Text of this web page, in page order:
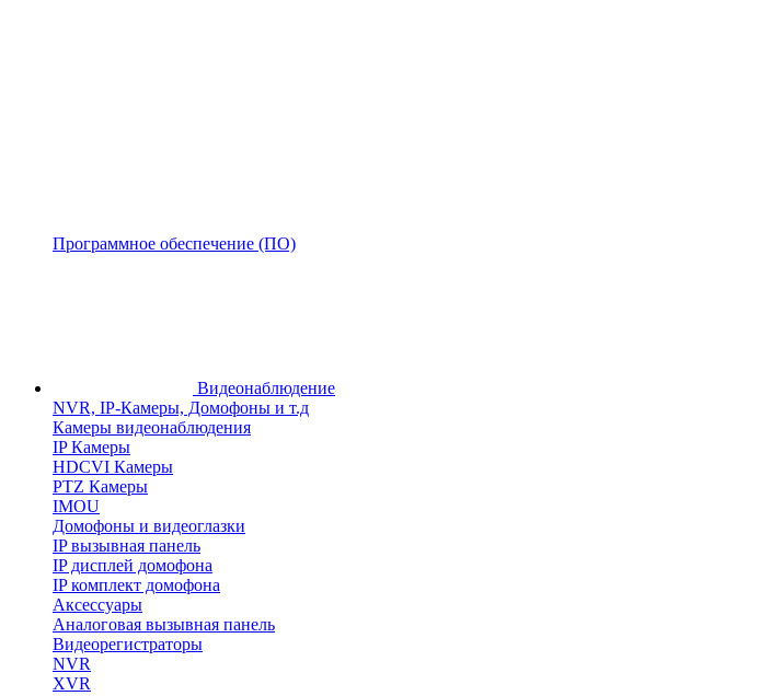
Программное обеспечение (ПО)
Видеонаблюдение
NVR, IP-Камеры, Домофоны и т.д
Камеры видеонаблюдения
IP Камеры
HDCVI Камеры
PTZ Камеры
IMOU
Домофоны и видеоглазки
IP вызывная панель
IP дисплей домофона
IP комплект домофона
Аксессуары
Аналоговая вызывная панель
Видеорегистраторы
NVR
XVR